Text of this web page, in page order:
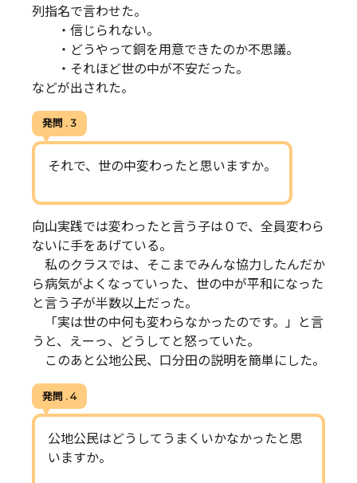
列指名で言わせた。
・信じられない。
・どうやって銅を用意できたのか不思議。
・それほど世の中が不安だった。
などが出された。
発問 . 3
それで、世の中変わったと思いますか。
向山実践では変わったと言う子は０で、全員変わら
ないに手をあげている。
私のクラスでは、そこまでみんな協力したんだか
ら病気がよくなっていった、世の中が平和になった
と言う子が半数以上だった。
「実は世の中何も変わらなかったのです。」と言
うと、えーっ、どうしてと怒っていた。
このあと公地公民、口分田の説明を簡単にした。
発問 . 4
公地公民はどうしてうまくいかなかったと思
いますか。